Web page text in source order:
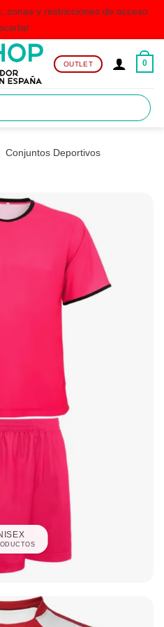
zonas y restricciones de acceso
OUTLET 0
Conjuntos Deportivos